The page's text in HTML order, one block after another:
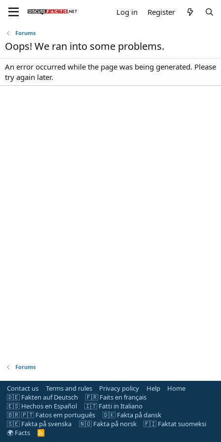
Log in Register
Forums
Oops! We ran into some problems.
An error occurred while the page was being generated. Please
try again later.
Forums
Contact us Terms and rules Privacy policy Help
Home
🇩🇪 Fakten auf Deutsch
🇫🇷 Faits en français
🇪🇸 Hechos en Español
🇮🇹 Fatti in Italiano
🇧🇷 🇵🇹 Fatos em português
🇩🇰 Fakta på dansk
🇸🇪 Fakta på svenska
🇳🇴 Fakta på norsk
🇫🇮 Faktat suomeksi
🌍 Facts
R